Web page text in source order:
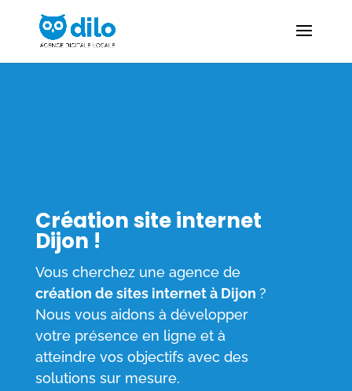
Création site internet
Dijon !
Vous cherchez une agence de
création de sites internet à Dijon ?
Nous vous aidons à développer
votre présence en ligne et à
atteindre vos objectifs avec des
solutions sur mesure.